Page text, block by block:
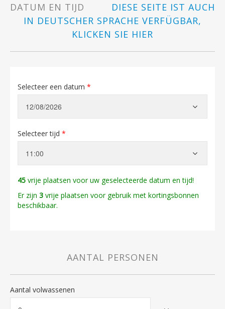
DATUM EN TIJD
DIESE SEITE IST AUCH
IN DEUTSCHER SPRACHE VERFÜGBAR,
KLICKEN SIE HIER
Selecteer een datum *
Selecteer tijd *
45 vrije plaatsen voor uw geselecteerde datum en tijd!
Er zijn 3 vrije plaatsen voor gebruik met kortingsbonnen
beschikbaar.
AANTAL PERSONEN
Aantal volwassenen